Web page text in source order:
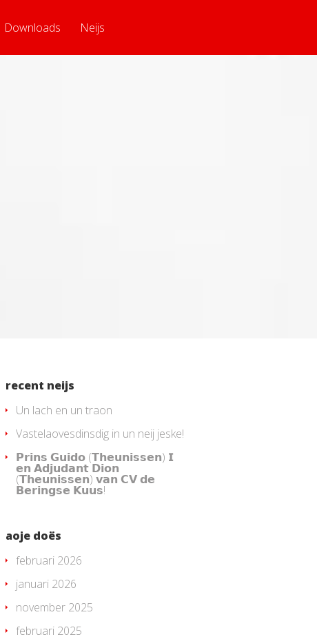
Downloads Neijs
recent neijs
Un lach en un traon
Vastelaovesdinsdig in un neij jeske!
𝗣𝗿𝗶𝗻𝘀 𝗚𝘂𝗶𝗱𝗼 (𝗧𝗵𝗲𝘂𝗻𝗶𝘀𝘀𝗲𝗻) 𝗜
𝗲𝗻 𝗔𝗱𝗷𝘂𝗱𝗮𝗻𝘁 𝗗𝗶𝗼𝗻
(𝗧𝗵𝗲𝘂𝗻𝗶𝘀𝘀𝗲𝗻) 𝘃𝗮𝗻 𝗖𝗩 𝗱𝗲
𝗕𝗲𝗿𝗶𝗻𝗴𝘀𝗲 𝗞𝘂𝘂𝘀!
aoje doës
februari 2026
januari 2026
november 2025
februari 2025